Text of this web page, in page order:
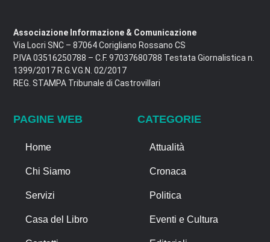
Associazione Informazione & Comunicazione
Via Locri SNC – 87064 Corigliano Rossano CS
P.IVA 03516250788 – C.F. 97037680788 Testata Giornalistica n.
1399/2017 R.G.V.G.N. 02/2017
REG. STAMPA Tribunale di Castrovillari
PAGINE WEB
Home
Chi Siamo
Servizi
Casa del Libro
CATEGORIE
Attualità
Cronaca
Politica
Eventi e Cultura